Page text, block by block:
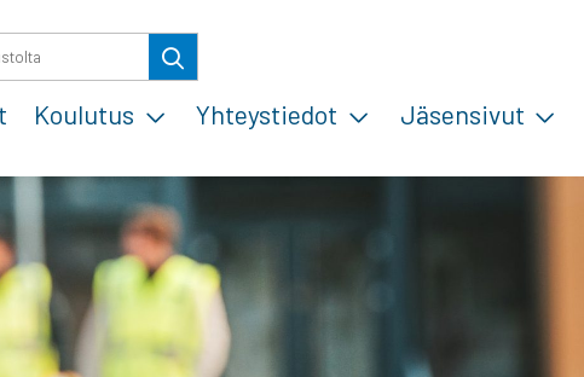
Koulutus Yhteystiedot Jäsensivut